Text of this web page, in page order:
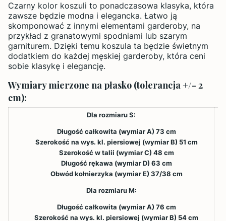
Czarny kolor koszuli to ponadczasowa klasyka, która
zawsze będzie modna i elegancka. Łatwo ją
skomponować z innymi elementami garderoby, na
przykład z granatowymi spodniami lub szarym
garniturem. Dzięki temu koszula ta będzie świetnym
dodatkiem do każdej męskiej garderoby, która ceni
sobie klasykę i elegancję.
Wymiary mierzone na płasko (tolerancja +/- 2
cm):
Dla rozmiaru S:
Długość całkowita (wymiar A) 73 cm
Szerokość na wys. kl. piersiowej (wymiar B) 51 cm
Szerokość w talii (wymiar C) 48 cm
Długość rękawa (wymiar D) 63 cm
Obwód kołnierzyka (wymiar E) 37/38 cm
Dla rozmiaru M:
Długość całkowita (wymiar A) 76 cm
Szerokość na wys. kl. piersiowej (wymiar B) 54 cm